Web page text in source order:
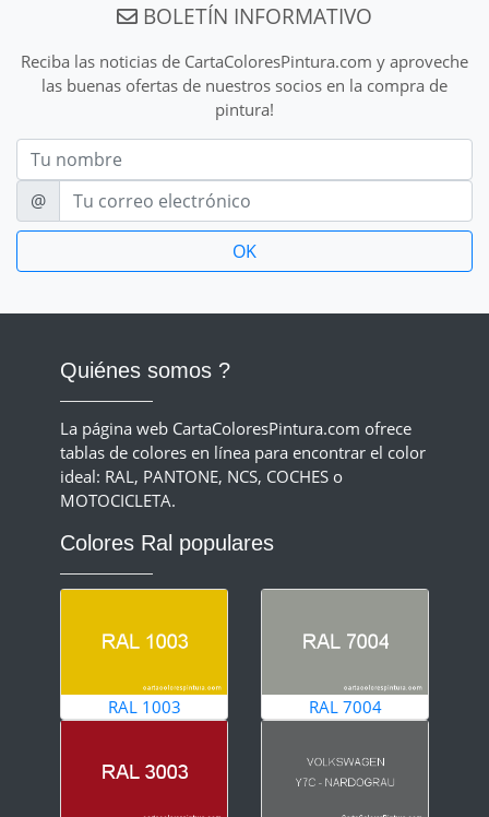
BOLETÍN INFORMATIVO
Reciba las noticias de CartaColoresPintura.com y aproveche
las buenas ofertas de nuestros socios en la compra de
pintura!
Nom
E-mail
@
Quiénes somos ?
La página web CartaColoresPintura.com ofrece
tablas de colores en línea para encontrar el color
ideal: RAL, PANTONE, NCS, COCHES o
MOTOCICLETA.
Colores Ral populares
RAL 1003 RAL 7004